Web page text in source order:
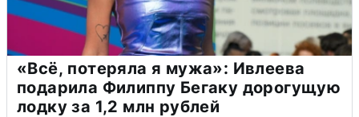
«Всё, потеряла я мужа»: Ивлеева
подарила Филиппу Бегаку дорогущую
лодку за 1,2 млн рублей